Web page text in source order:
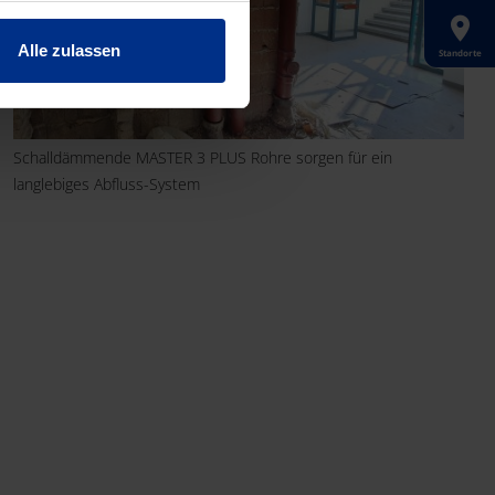
Alle zulassen
Schalldämmende MASTER 3 PLUS Rohre sorgen für ein
langlebiges Abfluss-System
Standorte